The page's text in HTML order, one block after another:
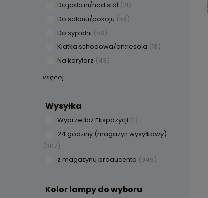
Do jadalni/nad stół (21)
Do salonu/pokoju (58)
Do sypialni (58)
Klatka schodowa/antresola (18)
Na korytarz (43)
więcej
Wysyłka
Wyprzedaż Ekspozycji (1)
24 godziny (magazyn wysyłkowy)
(307)
z magazynu producenta (949)
Kolor lampy do wyboru